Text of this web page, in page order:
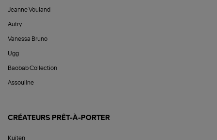
Jeanne Vouland
Autry
Vanessa Bruno
Ugg
Baobab Collection
Assouline
CRÉATEURS PRÊT-À-PORTER
Kujten